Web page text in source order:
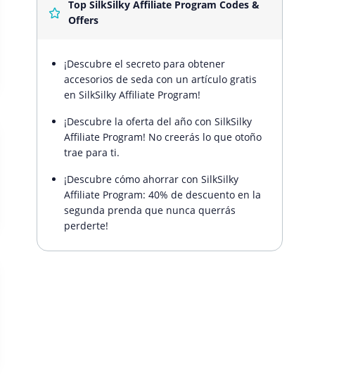
Top SilkSilky Affiliate Program Codes &
Offers
¡Descubre el secreto para obtener
accesorios de seda con un artículo gratis
en SilkSilky Affiliate Program!
¡Descubre la oferta del año con SilkSilky
Affiliate Program! No creerás lo que otoño
trae para ti.
¡Descubre cómo ahorrar con SilkSilky
Affiliate Program: 40% de descuento en la
segunda prenda que nunca querrás
perderte!